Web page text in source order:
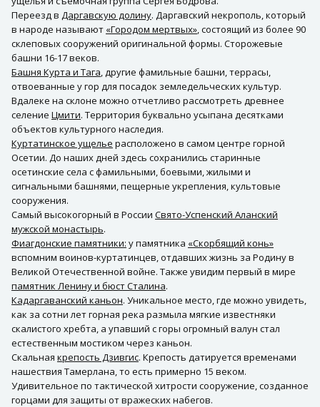
Переезд в Даргавскую долину. Даргавский некрополь, который
в народе называют «Городом мертвых», состоящий из более 90
склеповых сооружений оригинальной формы. Сторожевые
башни 16-17 веков.
Башня Курта и Тага, другие фамильные башни, террасы,
отвоеванные у гор для посадок земледельческих культур.
Вдалеке на склоне можно отчетливо рассмотреть древнее
селение Цмити. Территория буквально усыпана десятками
объектов культурного наследия.
Куртатинское ущелье расположено в самом центре горной
Осетии. До наших дней здесь сохранились старинные
осетинские села с фамильными, боевыми, жилыми и
сигнальными башнями, пещерные укрепления, культовые
сооружения.
Самый высокогорный в России Свято-Успенский Аланский
мужской монастырь.
Фиагдонские памятники: у памятника «Скорбящий конь»
вспомним воинов-куртатинцев, отдавших жизнь за Родину в
Великой Отечественной войне. Также увидим первый в мире
памятник Ленину и бюст Сталина.
Кадаргаванский каньон. Уникальное место, где можно увидеть,
как за сотни лет горная река размыла мягкие известняки
скалистого хребта, а упавший с горы огромный валун стал
естественным мостиком через каньон.
Скальная крепость Дзивгис. Крепость датируется временами
нашествия Тамерлана, то есть примерно 15 веком.
Удивительное по тактической хитрости сооружение, созданное
горцами для защиты от вражеских набегов.